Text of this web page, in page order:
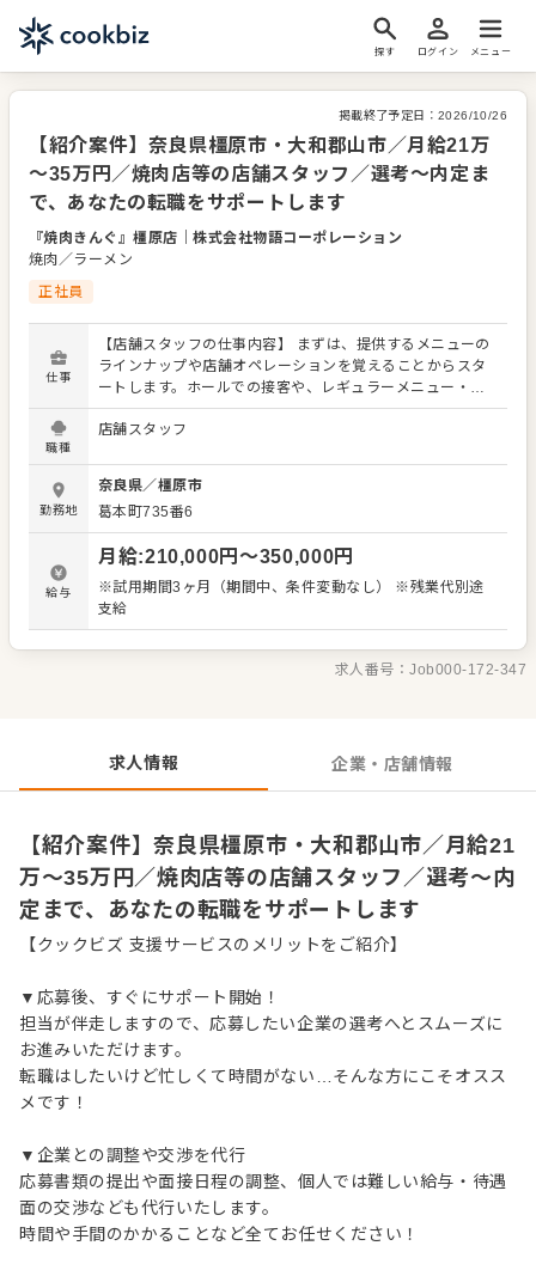
探す ログイン メニュー
掲載終了予定日： 2026/10/26
【紹介案件】奈良県橿原市・大和郡山市／月給21万
～35万円／焼肉店等の店舗スタッフ／選考～内定ま
で、あなたの転職をサポートします
『焼肉きんぐ』橿原店 ｜株式会社物語コーポレーション
焼肉／ラーメン
正社員
仕事
【店舗スタッフの仕事内容】 まずは、提供するメニューの
ラインナップや店舗オペレーションを覚えることからスタ
ートします。ホールでの接客や、レギュラーメニュー・限
定メニューなどの調理にも関わりますので、店舗業務全般
に関わる幅広いスキルを身につけられます。 よりよいお店
迎です。 【具体的には…】 ・お席へのご案内、オーダーテ
イク、レジ対応など接客全般 ・ドリンク作り、提供 ・予約
管理、電話対応 ・仕込みから盛り付けまでの調理業務 ・食
材の仕入れや在庫管理 ・アルバイトスタッフの教育 など
入社後はスキルに合わせた業務からお任せしますので、
徐々に仕事の幅を広げていきましょう。先輩スタッフがあ
なたの成長をサポートしますので、経験が浅い方も安心し
もめざせます。
職種
店舗スタッフ
勤務地
奈良県／橿原市
葛本町735番6
給与
月給:210,000円〜350,000円
※試用期間3ヶ月（期間中、条件変動なし） ※残業代別途
支給
求人番号：Job000-172-347
求人情報 企業・店舗情報
【紹介案件】奈良県橿原市・大和郡山市／月給21
万～35万円／焼肉店等の店舗スタッフ／選考～内
定まで、あなたの転職をサポートします
【クックビズ 支援サービスのメリットをご紹介】
▼応募後、すぐにサポート開始！
担当が伴走しますので、応募したい企業の選考へとスムーズに
お進みいただけます。
転職はしたいけど忙しくて時間がない…そんな方にこそオスス
メです！
▼企業との調整や交渉を代行
応募書類の提出や面接日程の調整、個人では難しい給与・待遇
面の交渉なども代行いたします。
時間や手間のかかることなど全てお任せください！